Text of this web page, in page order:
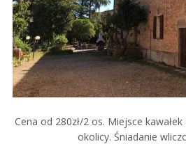
Cena od 280zł/2 os. Miejsce
okolicy. Śniadanie